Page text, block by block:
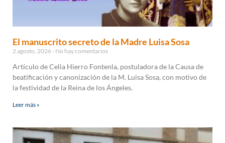
El manuscrito secreto de la Madre Luisa Sosa
2 agosto, 2026 No hay comentarios
Artículo de Celia Hierro Fontenla, postuladora de la Causa de
beatificación y canonización de la M. Luisa Sosa, con motivo de
la festividad de la Reina de los Ángeles.
Leer más »